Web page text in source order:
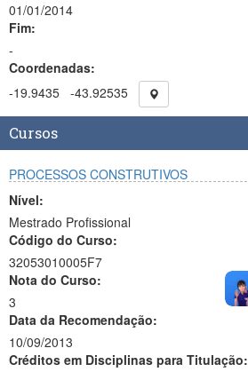
01/01/2014
Fim:
-
Coordenadas:
-19.9435 -43.92535
Cursos
PROCESSOS CONSTRUTIVOS
Nível:
Mestrado Profissional
Código do Curso:
32053010005F7
Nota do Curso:
3
Data da Recomendação:
10/09/2013
Créditos em Disciplinas para Titulação: